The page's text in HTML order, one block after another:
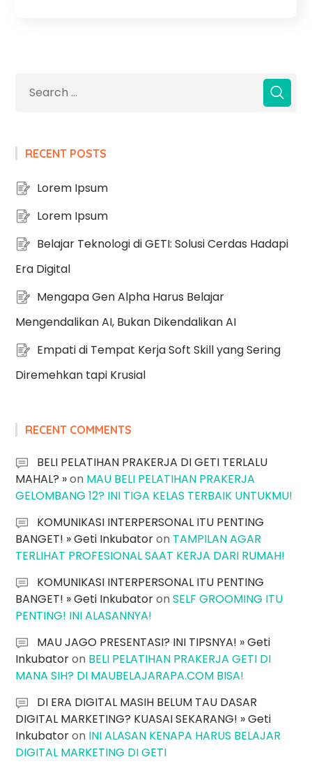
RECENT POSTS
Lorem Ipsum
Lorem Ipsum
Belajar Teknologi di GETI: Solusi Cerdas Hadapi
Era Digital
Mengapa Gen Alpha Harus Belajar
Mengendalikan AI, Bukan Dikendalikan AI
Empati di Tempat Kerja Soft Skill yang Sering
Diremehkan tapi Krusial
RECENT COMMENTS
BELI PELATIHAN PRAKERJA DI GETI TERLALU
MAHAL? »on MAU BELI PELATIHAN PRAKERJA
GELOMBANG 12? INI TIGA KELAS TERBAIK UNTUKMU!
KOMUNIKASI INTERPERSONAL ITU PENTING
BANGET! » Geti Inkubatoron TAMPILAN AGAR
TERLIHAT PROFESIONAL SAAT KERJA DARI RUMAH!
KOMUNIKASI INTERPERSONAL ITU PENTING
BANGET! » Geti InkubatoronSELF GROOMING ITU
PENTING! INI ALASANNYA!
MAU JAGO PRESENTASI? INI TIPSNYA! » Geti
Inkubatoron BELI PELATIHAN PRAKERJA GETI DI
MANA SIH? DI MAUBELAJARAPA.COM BISA!
DI ERA DIGITAL MASIH BELUM TAU DASAR
DIGITAL MARKETING? KUASAI SEKARANG! » Geti
Inkubatoron INI ALASAN KENAPA HARUS BELAJAR
DIGITAL MARKETING DI GETI